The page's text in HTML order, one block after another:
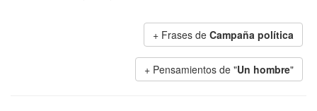
+ Frases de Campaña política
+ Pensamientos de "Un hombre"